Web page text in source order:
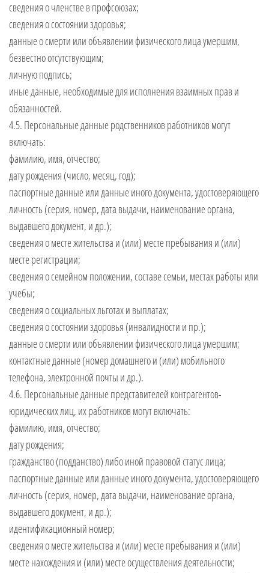
сведения о членстве в профсоюзах;
сведения о состоянии здоровья;
данные о смерти или объявлении физического лица умершим,
безвестно отсутствующим;
личную подпись;
иные данные, необходимые для исполнения взаимных прав и
обязанностей.
4.5. Персональные данные родственников работников могут
включать:
фамилию, имя, отчество;
дату рождения (число, месяц, год);
паспортные данные или данные иного документа, удостоверяющего
личность (серия, номер, дата выдачи, наименование органа,
выдавшего документ, и др.);
сведения о месте жительства и (или) месте пребывания и (или)
месте регистрации;
сведения о семейном положении, составе семьи, местах работы или
учебы;
сведения о социальных льготах и выплатах;
сведения о состоянии здоровья (инвалидности и пр.);
данные о смерти или объявлении физического лица умершим;
контактные данные (номер домашнего и (или) мобильного
телефона, электронной почты и др.).
4.6. Персональные данные представителей контрагентов-
юридических лиц, их работников могут включать:
фамилию, имя, отчество;
дату рождения;
гражданство (подданство) либо иной правовой статус лица;
паспортные данные или данные иного документа, удостоверяющего
личность (серия, номер, дата выдачи, наименование органа,
выдавшего документ, и др.);
идентификационный номер;
сведения о месте жительства и (или) месте пребывания и (или)
месте нахождения и (или) месте осуществления деятельности;